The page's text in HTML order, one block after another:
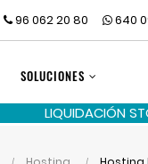
96 062 20 80 640
SOLUCIONES
LIQUIDACIÓN